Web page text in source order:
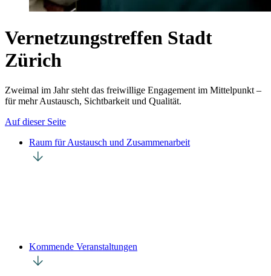
Vernetzungstreffen Stadt
Zürich
Zweimal im Jahr steht das freiwillige Engagement im Mittelpunkt –
für mehr Austausch, Sichtbarkeit und Qualität.
Auf dieser Seite
Raum für Austausch und Zusammenarbeit
Kommende Veranstaltungen